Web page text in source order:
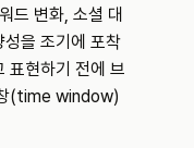
드 변화, 소셜 대
을 조기에 포착
표현하기 전에 브
(time window)